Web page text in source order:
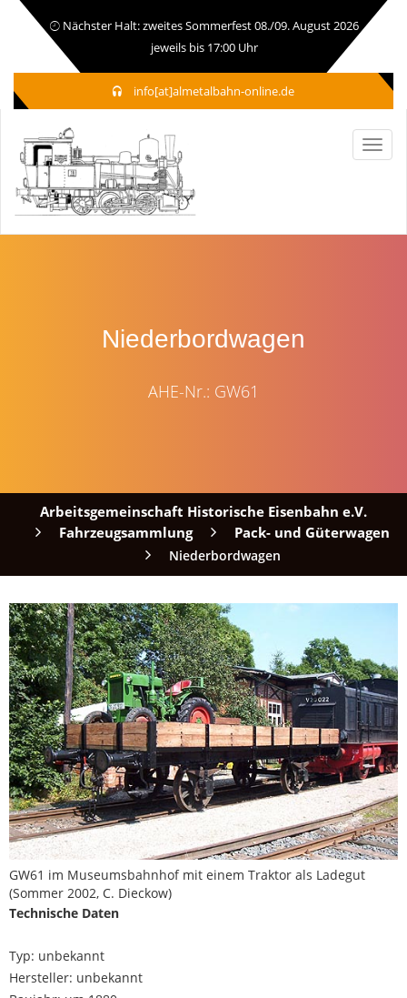
Nächster Halt: zweites Sommerfest 08./09. August 2026
jeweils bis 17:00 Uhr
info[at]almetalbahn-online.de
Niederbordwagen
AHE-Nr.: GW61
Arbeitsgemeinschaft Historische Eisenbahn e.V.
Fahrzeugsammlung
Pack- und Güterwagen
Niederbordwagen
GW61 im Museumsbahnhof mit einem Traktor als Ladegut
(Sommer 2002, C. Dieckow)
Technische Daten
Typ: unbekannt
Hersteller: unbekannt